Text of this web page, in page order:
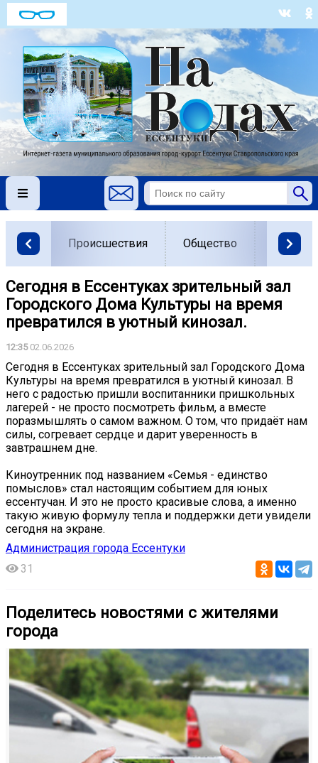
Происшествия Общество Власть
Сегодня в Ессентуках зрительный зал
Городского Дома Культуры на время
превратился в уютный кинозал.
12:3502.06.2026
Сегодня в Ессентуках зрительный зал Городского Дома
Культуры на время превратился в уютный кинозал. В
него с радостью пришли воспитанники пришкольных
лагерей - не просто посмотреть фильм, а вместе
поразмышлять о самом важном. О том, что придаёт нам
силы, согревает сердце и дарит уверенность в
завтрашнем дне.
Киноутренник под названием «Семья - единство
помыслов» стал настоящим событием для юных
ессентучан. И это не просто красивые слова, а именно
такую живую формулу тепла и поддержки дети увидели
сегодня на экране.
Администрация города Ессентуки
31
Поделитесь новостями с жителями
города